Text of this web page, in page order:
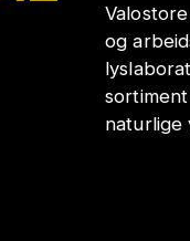
og
naturlige